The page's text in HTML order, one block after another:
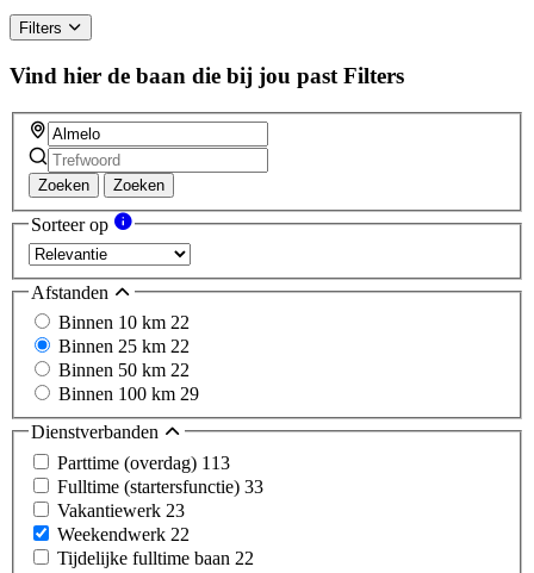
Filters
Vind hier de baan die bij jou past Filters
Zoeken Zoeken
Sorteer op
Afstanden
Binnen 10 km 22
Binnen 25 km 22
Binnen 50 km 22
Binnen 100 km 29
Dienstverbanden
Parttime (overdag) 113
Fulltime (startersfunctie) 33
Vakantiewerk 23
Weekendwerk 22
Tijdelijke fulltime baan 22